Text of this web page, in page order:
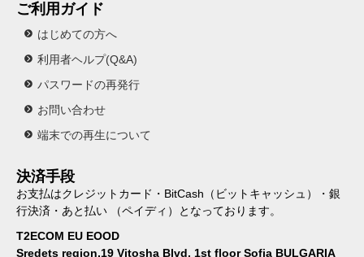
ご利用ガイド
はじめての方へ
利用者ヘルプ(Q&A)
パスワードの再発行
お問い合わせ
端末での再生について
決済手段
お支払はクレジットカード・BitCash（ビットキャッシュ）・銀
行決済・あと払い （ペイディ）となっております。
T2ECOM EU EOOD
Sredets region,19 Vitosha Blvd, 1st floor Sofia BULGARIA